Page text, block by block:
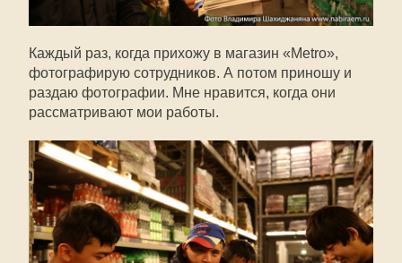
Каждый раз, когда прихожу в магазин «Metro»,
фотографирую сотрудников. А потом приношу и
раздаю фотографии. Мне нравится, когда они
рассматривают мои работы.